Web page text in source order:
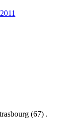
(67) .